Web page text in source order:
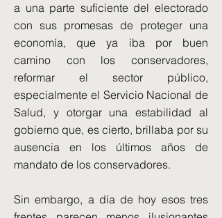
a una parte suficiente del electorado
con sus promesas de proteger una
economía, que ya iba por buen
camino con los conservadores,
reformar el sector público,
especialmente el Servicio Nacional de
Salud, y otorgar una estabilidad al
gobierno que, es cierto, brillaba por su
ausencia en los últimos años de
mandato de los conservadores.
Sin embargo, a día de hoy esos tres